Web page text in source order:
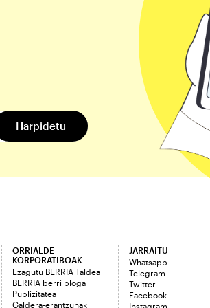
ORRIALDE
KORPORATIBOAK
Ezagutu BERRIA Taldea
BERRIA berri bloga
Publizitatea
Galdera-erantzunak
JARRAITU
Whatsapp
Telegram
Twitter
Facebook
Instagram